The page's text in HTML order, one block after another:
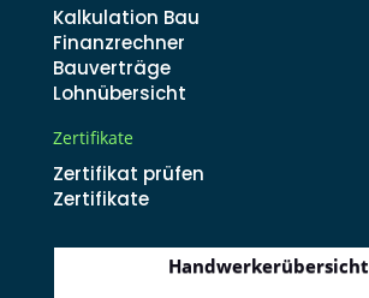
Kalkulation Bau
Finanzrechner
Bauverträge
Lohnübersicht
Zertifikate
Zertifikat prüfen
Zertifikate
Handwerkerübersicht